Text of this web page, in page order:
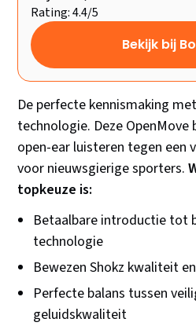
Rating: 4.4/5
Bekijk bij
De perfecte kennismaking
technologie. Deze
open-ear luisteren tegen een
voor nieuwsgierige sporters.
topkeuze is:
Betaalbare introductie tot
technologie
Bewezen Shokz kwaliteit
Perfecte balans tussen
geluidskwaliteit